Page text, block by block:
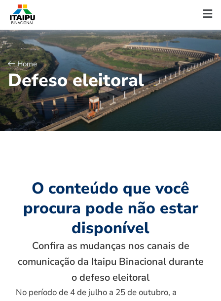
Home
Defeso eleitoral
O conteúdo que você
procura pode não estar
disponível
Confira as mudanças nos canais de
comunicação da Itaipu Binacional durante
o defeso eleitoral
No período de 4 de julho a 25 de outubro, a